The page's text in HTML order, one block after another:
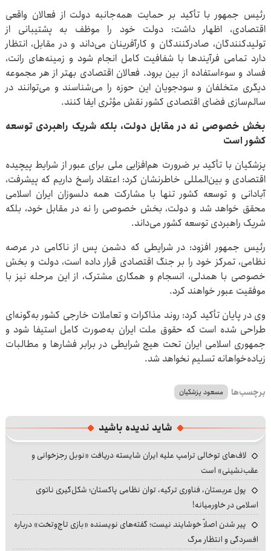
رئیس جمهور با تأکید بر حمایت همه‌جانبه دولت از فعالان واقعی
اقتصادی، اظهار داشت: دولت خود را موظف به پشتیبانی از
تولیدکنندگان، صادرکنندگان و کارآفرینان می‌داند و در مقابل، انتظار
دارد تمامی فرآیندها با شفافیت کامل انجام شود و زمینه‌های رانت،
فساد و سوءاستفاده از بین برود. فعالان اقتصادی بهتر از هر مجموعه
دیگری متخلفان و سودجویان این حوزه را می‌شناسند و می‌توانند در
سالم‌سازی فضای اقتصادی کشور نقش مؤثری ایفا کنند.
بخش خصوصی نه در مقابل دولت، بلکه شریک راهبردی توسعه
کشور است
پزشکیان با تأکید بر ضرورت هم‌افزایی ملی برای عبور از شرایط پیچیده
اقتصادی و بین‌المللی خاطرنشان کرد: اعتقاد راسخ داریم که پیشرفت،
آبادانی و توسعه کشور تنها با مشارکت همه دلسوزان ایران اسلامی
محقق خواهد شد و دولت، بخش خصوصی را نه در مقابل خود، بلکه
شریک راهبردی توسعه کشور می‌داند.
رئیس جمهور افزود: در شرایطی که دشمن پس از ناکامی در عرصه
نظامی، تمرکز خود را بر جنگ اقتصادی قرار داده است، دولت و بخش
خصوصی با همدلی، انسجام و همکاری مشترک، از این مرحله نیز با
موفقیت عبور خواهند کرد.
وی در پایان تأکید کرد: روند مذاکرات و تعاملات خارجی کشور به‌گونه‌ای
طراحی شده است که حقوق ملت ایران به‌صورت کامل استیفا شود و
جمهوری اسلامی ایران تحت هیچ شرایطی در برابر فشارها و مطالبات
زیاده‌خواهانه تسلیم نخواهد شد.
برچسب‌ها مسعود پزشکیان
شاید ندیده باشید
لاف‌های توخالی ترامپ علیه ایران شایسته دریافت «نوبل رجزخوانی و
عقب‌نشینی» است
پول عربستان، فناوری ترکیه، توان نظامی پاکستان؛ شکل‌گیری ناتوی
اسلامی در خاورمیانه!
پیر شدن اصلاً خوشایند نیست؛ گفته‌های نویسنده «بازی تاج‌وتخت» درباره
افسردگی و انتظار مرگ